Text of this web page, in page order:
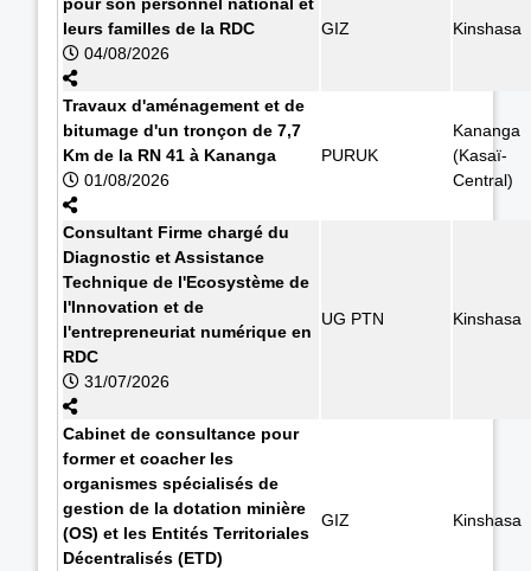
leurs familles de la RDC
04/08/2026
GIZ Kinshasa
Travaux d'aménagement et de
bitumage d'un tronçon de 7,7
Km de la RN 41 à Kananga
01/08/2026
PURUK
Kananga
(Kasaï-
Central)
Consultant Firme chargé du
Diagnostic et Assistance
Technique de l'Ecosystème de
l'Innovation et de
l'entrepreneuriat numérique en
RDC
31/07/2026
UG PTN Kinshasa
Cabinet de consultance pour
former et coacher les
organismes spécialisés de
gestion de la dotation minière
(OS) et les Entités Territoriales
Décentralisés (ETD)
GIZ Kinshasa